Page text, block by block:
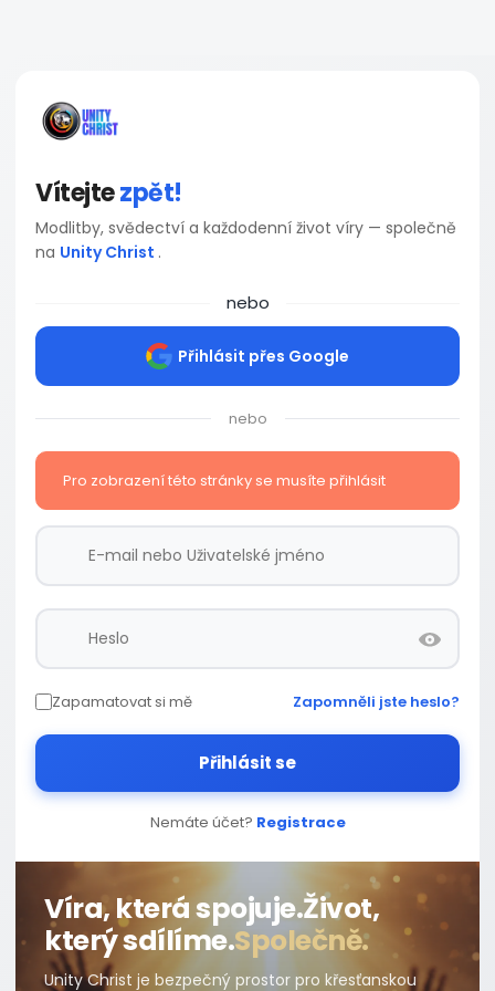
Vítejtezpět!
Modlitby, svědectví a každodenní život víry — společně
na Unity Christ .
nebo
Přihlásit přes Google
nebo
Pro zobrazení této stránky se musíte přihlásit
Zapamatovat si mě Zapomněli jste heslo?
Přihlásit se
Nemáte účet? Registrace
Víra, která spojuje.Život,
který sdílíme.Společně.
Unity Christ je bezpečný prostor pro křesťanskou